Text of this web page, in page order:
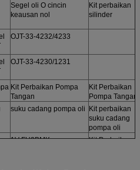
Segel oli O cincin
keausan nol
Kit perbaikan
silinder
OJT-33-4232/4233
OJT-33-4230/1231
Kit Perbaikan Pompa
Tangan
Kit Perbaikan
Pompa Tangan
suku cadang pompa oli Kit perbaikan
suku cadang
pompa oli
1V-FH2BMK
Kit Perbaikan